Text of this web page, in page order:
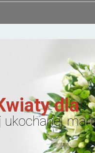
dla
ukochanej